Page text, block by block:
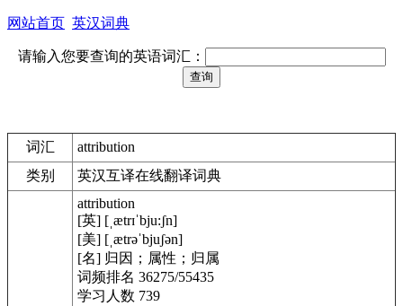
网站首页 英汉词典
请输入您要查询的英语词汇：
词汇
attribution
类别
英汉互译在线翻译词典
attribution
[英] [ˌætrɪˈbju:ʃn]
[美] [ˌætrəˈbjuʃən]
[名] 归因；属性；归属
词频排名 36275/55435
学习人数 739